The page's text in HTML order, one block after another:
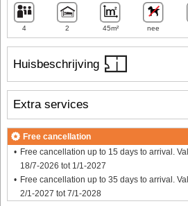
Huisbeschrijving
4 2 45m² nee
Extra services
Free cancellation
Free cancellation up to 15 days to arrival.
18/7-2026 tot 1/1-2027
Free cancellation up to 35 days to arrival.
2/1-2027 tot 7/1-2028